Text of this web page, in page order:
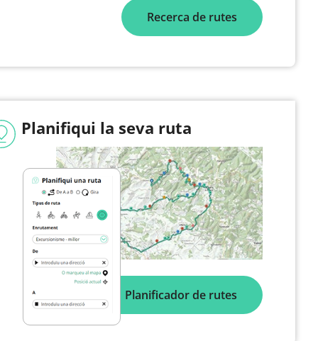
Recerca de rutes
Planifiqui la seva ruta
Planificador de rutes